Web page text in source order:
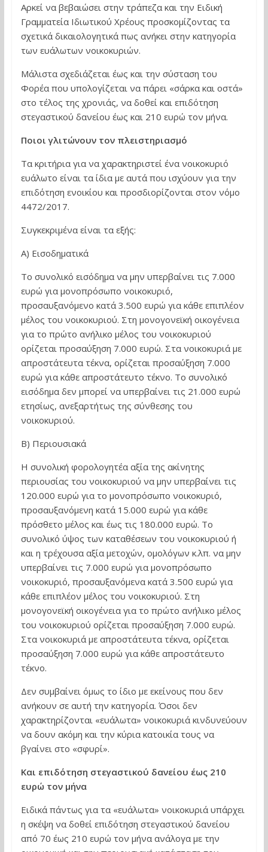
Αρκεί να βεβαιώσει στην τράπεζα και την Ειδική
Γραμματεία Ιδιωτικού Χρέους προσκομίζοντας τα
σχετικά δικαιολογητικά πως ανήκει στην κατηγορία
των ευάλωτων νοικοκυριών.
Μάλιστα σχεδιάζεται έως και την σύσταση του
Φορέα που υπολογίζεται να πάρει «σάρκα και οστά»
στο τέλος της χρονιάς, να δοθεί και επιδότηση
στεγαστικού δανείου έως και 210 ευρώ τον μήνα.
Ποιοι γλιτώνουν τον πλειστηριασμό
Τα κριτήρια για να χαρακτηριστεί ένα νοικοκυριό
ευάλωτο είναι τα ίδια με αυτά που ισχύουν για την
επιδότηση ενοικίου και προσδιορίζονται στον νόμο
4472/2017.
Συγκεκριμένα είναι τα εξής:
Α) Εισοδηματικά
Το συνολικό εισόδημα να μην υπερβαίνει τις 7.000
ευρώ για μονοπρόσωπο νοικοκυριό,
προσαυξανόμενο κατά 3.500 ευρώ για κάθε επιπλέον
μέλος του νοικοκυριού. Στη μονογονεϊκή οικογένεια
για το πρώτο ανήλικο μέλος του νοικοκυριού
ορίζεται προσαύξηση 7.000 ευρώ. Στα νοικοκυριά με
απροστάτευτα τέκνα, ορίζεται προσαύξηση 7.000
ευρώ για κάθε απροστάτευτο τέκνο. Το συνολικό
εισόδημα δεν μπορεί να υπερβαίνει τις 21.000 ευρώ
ετησίως, ανεξαρτήτως της σύνθεσης του
νοικοκυριού.
Β) Περιουσιακά
Η συνολική φορολογητέα αξία της ακίνητης
περιουσίας του νοικοκυριού να μην υπερβαίνει τις
120.000 ευρώ για το μονοπρόσωπο νοικοκυριό,
προσαυξανόμενη κατά 15.000 ευρώ για κάθε
πρόσθετο μέλος και έως τις 180.000 ευρώ. Το
συνολικό ύψος των καταθέσεων του νοικοκυριού ή
και η τρέχουσα αξία μετοχών, ομολόγων κ.λπ. να μην
υπερβαίνει τις 7.000 ευρώ για μονοπρόσωπο
νοικοκυριό, προσαυξανόμενα κατά 3.500 ευρώ για
κάθε επιπλέον μέλος του νοικοκυριού. Στη
μονογονεϊκή οικογένεια για το πρώτο ανήλικο μέλος
του νοικοκυριού ορίζεται προσαύξηση 7.000 ευρώ.
Στα νοικοκυριά με απροστάτευτα τέκνα, ορίζεται
προσαύξηση 7.000 ευρώ για κάθε απροστάτευτο
τέκνο.
Δεν συμβαίνει όμως το ίδιο με εκείνους που δεν
ανήκουν σε αυτή την κατηγορία. Όσοι δεν
χαρακτηρίζονται «ευάλωτα» νοικοκυριά κινδυνεύουν
να δουν ακόμη και την κύρια κατοικία τους να
βγαίνει στο «σφυρί».
Και επιδότηση στεγαστικού δανείου έως 210
ευρώ τον μήνα
Ειδικά πάντως για τα «ευάλωτα» νοικοκυριά υπάρχει
η σκέψη να δοθεί επιδότηση στεγαστικού δανείου
από 70 έως 210 ευρώ τον μήνα ανάλογα με την